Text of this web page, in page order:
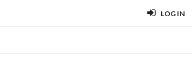
LOG IN